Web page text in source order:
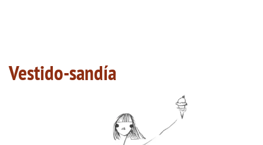
Vestido-sandía